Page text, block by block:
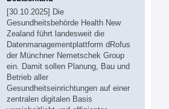
[30.10.2025] Die
Gesundheitsbehörde Health New
Zealand führt landesweit die
Datenmanagementplattform dRofus
der Münchner Nemetschek Group
ein. Damit sollen Planung, Bau und
Betrieb aller
Gesundheitseinrichtungen auf einer
zentralen digitalen Basis